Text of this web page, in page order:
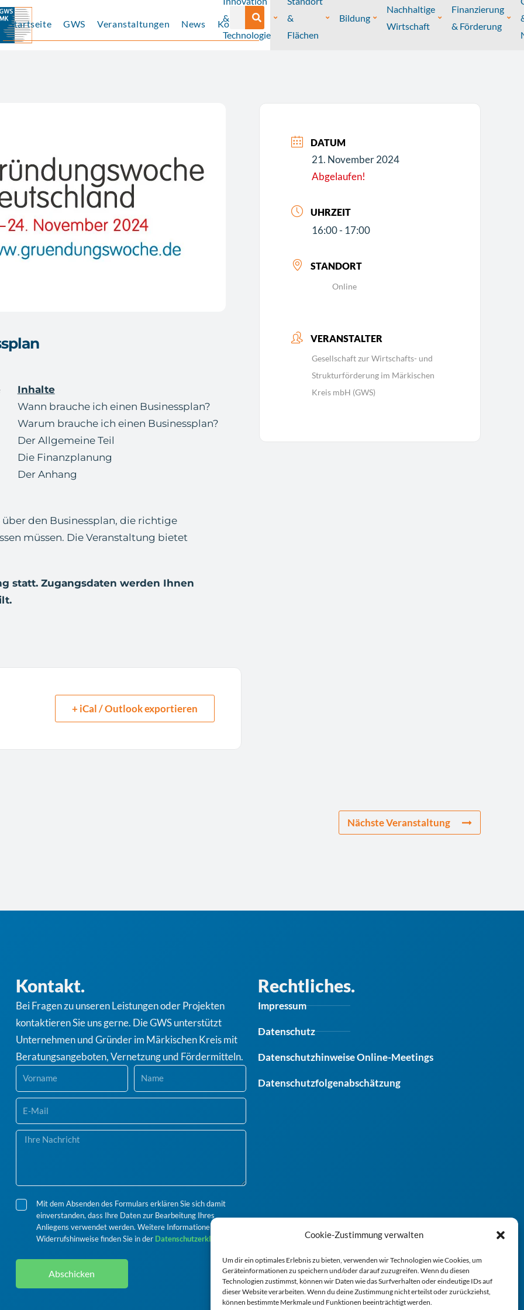
Cookie-Zustimmung verwalten
Um dir ein optimales Erlebnis zu bieten, verwenden wir Technologien wie Cookies, um
Geräteinformationen zu speichern und/oder darauf zuzugreifen. Wenn du diesen
Technologien zustimmst, können wir Daten wie das Surfverhalten oder eindeutige IDs auf
dieser Website verarbeiten. Wenn du deine Zustimmung nicht erteilst oder zurückziehst,
können bestimmte Merkmale und Funktionen beeinträchtigt werden.
Startseite GWS Veranstaltungen News Kontakt
Suche
&
Technologie
&
Flächen
Bildung
Nachhaltige
Wirtschaft
Finanzierung
& Förderung
Inhalte
Wann brauche ich einen Businessplan?
Warum brauche ich einen Businessplan?
Der Allgemeine Teil
Die Finanzplanung
Der Anhang
den Businessplan, die richtige
müssen. Die Veranstaltung bietet
statt. Zugangsdaten werden Ihnen
+ iCal / Outlook exportieren
DATUM
21. November 2024
Abgelaufen!
UHRZEIT
16:00 - 17:00
STANDORT
Online
VERANSTALTER
Gesellschaft zur Wirtschafts- und
Strukturförderung im Märkischen
Kreis mbH (GWS)
Nächste Veranstaltung
Kontakt.
Bei Fragen zu unseren Leistungen oder Projekten
kontaktieren Sie uns gerne. Die GWS unterstützt
Unternehmen und Gründer im Märkischen Kreis mit
Beratungsangeboten, Vernetzung und Fördermitteln.
Vorname
Nachname
E-
Mail
Ihre
Mit dem Absenden des Formulars erklären Sie sich damit
einverstanden, dass Ihre Daten zur Bearbeitung Ihres
Anliegens verwendet werden. Weitere Informationen und
Widerrufshinweise finden Sie in der Datenschutzerklärung
Abschicken
Rechtliches.
Impressum
Datenschutz
Datenschutzhinweise Online-Meetings
Datenschutzfolgenabschätzung